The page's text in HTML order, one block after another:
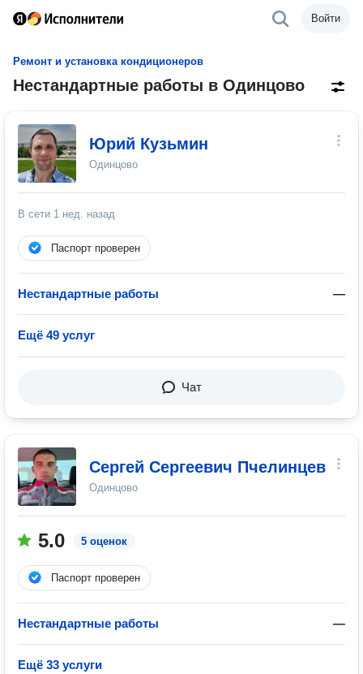
Войти
Ремонт и установка кондиционеров
Нестандартные работы в Одинцово
Юрий Кузьмин
Одинцово
В сети 1 нед. назад
Паспорт проверен
Нестандартные работы —
Ещё 49 услуг
Чат
Сергей Сергеевич Пчелинцев
Одинцово
5.0 5 оценок
Паспорт проверен
Нестандартные работы —
Ещё 33 услуги